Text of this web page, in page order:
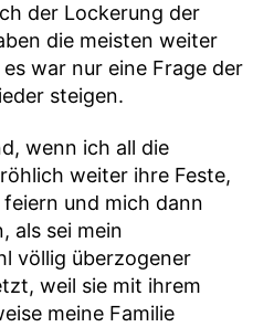
der Lockerung der
die meisten weiter
war nur eine Frage der
steigen.
wenn ich all die
weiter ihre Feste,
und mich dann
als sei mein
völlig überzogener
weil sie mit ihrem
meine Familie